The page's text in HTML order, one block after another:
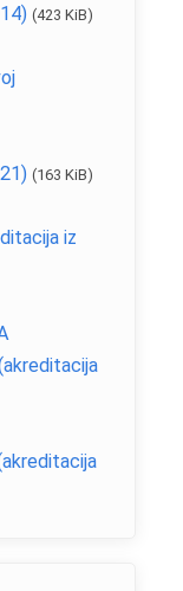
(423 KiB)
(163 KiB)
iz